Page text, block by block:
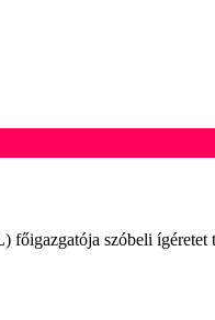
főigazgatója szóbeli